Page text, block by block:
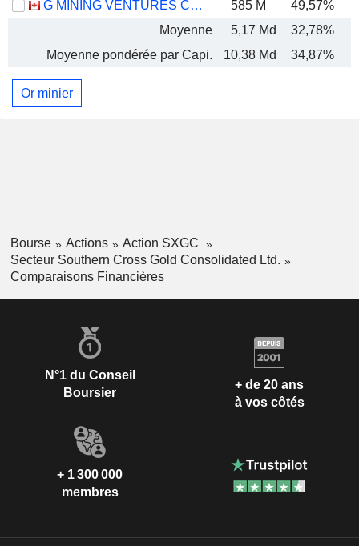
G MINING VENTURES CORP.
585 M 49,57%
Moyenne
5,17 Md 32,78%
Moyenne pondérée par Capi.
10,38 Md 34,87%
Or minier
Bourse Actions
Action SXGC
Secteur Southern Cross Gold Consolidated Ltd.
Comparaisons Financières
N°1 du Conseil
Boursier
+ de 20 ans
à vos côtés
+ 1 300 000
membres